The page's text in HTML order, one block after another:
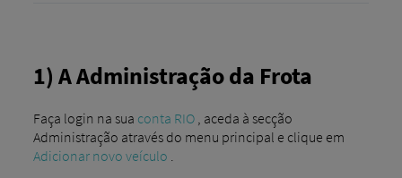
1) A Administração da Frota
Faça login na sua conta RIO, aceda à secção
Administração através do menu principal e clique em
Adicionar novo veículo .